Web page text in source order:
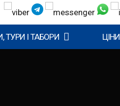
ТУРИ І ТАБОРИ ЦІНИ